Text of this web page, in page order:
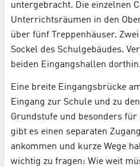
untergebracht. Die einzelnen
Unterrichtsräumen in den
über fünf Treppenhäuser.
Sockel des Schulgebäudes.
beiden Eingangshallen dorthin.
Eine breite Eingangsbrücke
Eingang zur Schule und zu
Grundstufe und besonders
gibt es einen separaten
ankommen und kurze Wege
wichtig zu fragen: Wie weit